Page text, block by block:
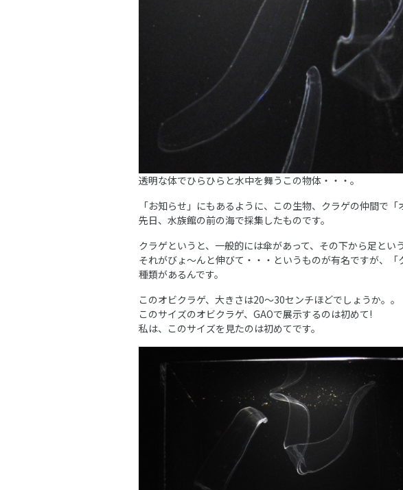
透明な体でひらひらと水中を舞うこの物体・・・。
「お知らせ」にもあるように、この生物、クラゲの仲間で「
先日、水族館の前の海で採集したものです。
クラゲというと、一般的には傘があって、その下から足と
それがびょ～んと伸びて・・・というものが有名ですが、
種類があるんです。
このオビクラゲ、大きさは20～30センチほどでしょうか。。
このサイズのオビクラゲ、GAOで展示するのは初めて!
私は、このサイズを見たのは初めてです。